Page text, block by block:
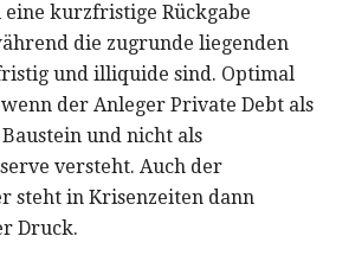
eine kurzfristige Rückgabe
die zugrunde liegenden
und illiquide sind. Optimal
der Anleger Private Debt als
und nicht als
versteht. Auch der
steht in Krisenzeiten dann
Druck.